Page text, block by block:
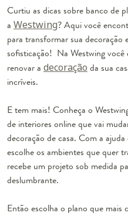
Curtiu as dicas sobre banco de
a Westwing? Aqui você
para transformar sua
sofisticação! Na Westwing
renovar a decoração da sua
incríveis.
E tem mais! Conheça o
de interiores online que vai
decoração de casa. Com a
escolhe os ambientes que quer
recebe um projeto sob medida
deslumbrante.
Então escolha o plano que mais